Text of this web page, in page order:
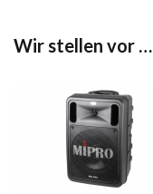
Wir stellen vor …